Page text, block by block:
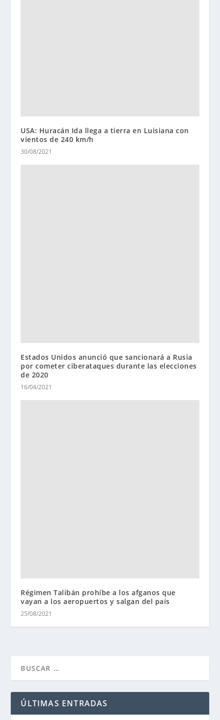
USA: Huracán Ida llega a tierra en Luisiana con
vientos de 240 km/h
30/08/2021
Estados Unidos anunció que sancionará a Rusia
por cometer ciberataques durante las elecciones
de 2020
16/04/2021
Régimen Talibán prohíbe a los afganos que
vayan a los aeropuertos y salgan del país
25/08/2021
ÚLTIMAS ENTRADAS